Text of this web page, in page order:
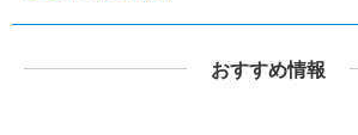
おすすめ情報